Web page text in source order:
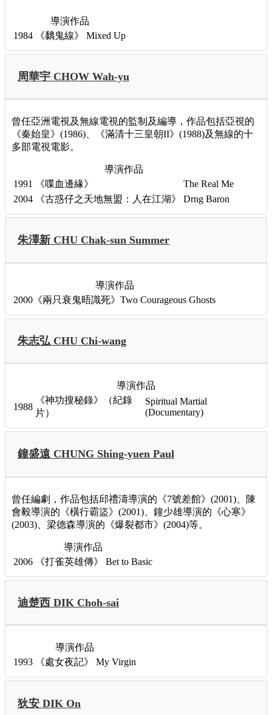
導演作品
1984
《黐鬼線》 Mixed Up
周華宇 CHOW Wah-yu
曾任亞洲電視及無線電視的監制及編導，作品包括亞視的
《秦始皇》(1986)、《滿清十三皇朝II》(1988)及無線的十
多部電視電影。
導演作品
1991
《喋血邊緣》
The Real Me
2004
《古惑仔之天地無盟：人在江湖》 Drng Baron
朱澤新 CHU Chak-sun Summer
導演作品
2000《兩只衰鬼晤識死》Two Courageous Ghosts
朱志弘 CHU Chi-wang
導演作品
1988
《神功搜秘錄》（紀錄
片）
Spiritual Martial
(Documentary)
鐘盛遠 CHUNG Shing-yuen Paul
曾任編劇，作品包括邱禮濤導演的《7號差館》(2001)、陳
會毅導演的《橫行霸盜》(2001)、鐘少雄導演的《心寒》
(2003)、梁德森導演的《爆裂都市》(2004)等。
導演作品
2006
《打雀英雄傳》 Bet to Basic
迪楚西 DIK Choh-sai
導演作品
1993
《處女夜記》 My Virgin
狄安 DIK On